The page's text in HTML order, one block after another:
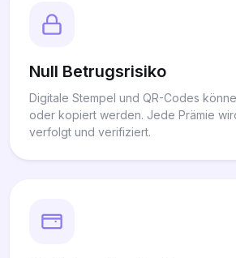
Null Betrugsrisiko
Digitale Stempel und QR-Codes
oder kopiert werden. Jede Prämie
verfolgt und verifiziert.